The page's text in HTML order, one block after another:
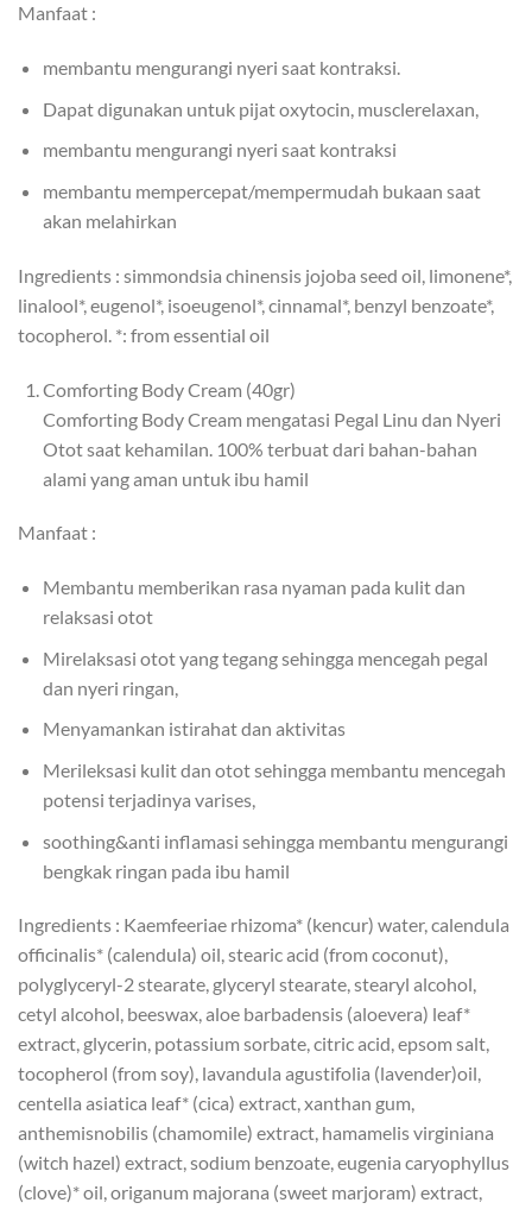
Manfaat :
membantu mengurangi nyeri saat kontraksi.
Dapat digunakan untuk pijat oxytocin, musclerelaxan,
membantu mengurangi nyeri saat kontraksi
membantu mempercepat/mempermudah bukaan saat
akan melahirkan
Ingredients : simmondsia chinensis jojoba seed oil, limonene*,
linalool*, eugenol*, isoeugenol*, cinnamal*, benzyl benzoate*,
tocopherol. *: from essential oil
Comforting Body Cream (40gr)
Comforting Body Cream mengatasi Pegal Linu dan Nyeri
Otot saat kehamilan. 100% terbuat dari bahan-bahan
alami yang aman untuk ibu hamil
Manfaat :
Membantu memberikan rasa nyaman pada kulit dan
relaksasi otot
Mirelaksasi otot yang tegang sehingga mencegah pegal
dan nyeri ringan,
Menyamankan istirahat dan aktivitas
Merileksasi kulit dan otot sehingga membantu mencegah
potensi terjadinya varises,
soothing&anti inflamasi sehingga membantu mengurangi
bengkak ringan pada ibu hamil
Ingredients : Kaemfeeriae rhizoma* (kencur) water, calendula
officinalis* (calendula) oil, stearic acid (from coconut),
polyglyceryl-2 stearate, glyceryl stearate, stearyl alcohol,
cetyl alcohol, beeswax, aloe barbadensis (aloevera) leaf*
extract, glycerin, potassium sorbate, citric acid, epsom salt,
tocopherol (from soy), lavandula agustifolia (lavender)oil,
centella asiatica leaf* (cica) extract, xanthan gum,
anthemisnobilis (chamomile) extract, hamamelis virginiana
(witch hazel) extract, sodium benzoate, eugenia caryophyllus
(clove)* oil, origanum majorana (sweet marjoram) extract,